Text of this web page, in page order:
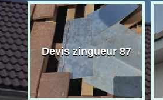
Devis zingueur 87